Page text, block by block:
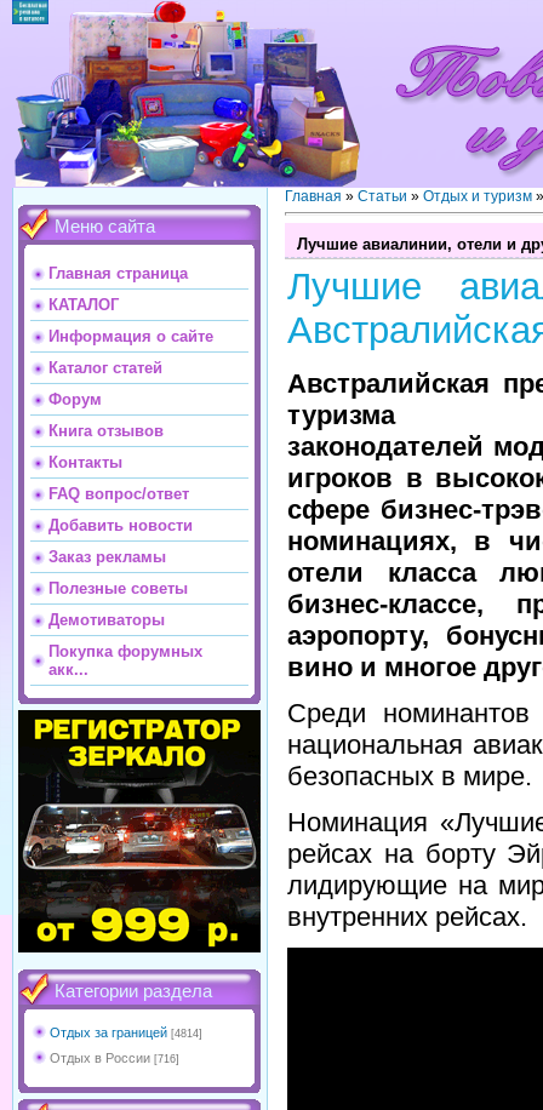
Меню сайта
Главная страница
КАТАЛОГ
Информация о сайте
Каталог статей
Форум
Книга отзывов
Контакты
FAQ вопрос/ответ
Добавить новости
Заказ рекламы
Полезные советы
Демотиваторы
Покупка форумных
акк...
Категории раздела
Отдых за границей [4814]
Отдых в России [716]
Главная » Статьи » Отдых и туризм
Лучшие авиалинии, отели и
Лучшие
Австралийская
туризма
законодателей
игроков в
сфере бизнес-
номинациях, в
отели класса
бизнес-классе,
аэропорту,
вино и многое
Среди номинантов
национальная
безопасных в мире.
Номинация
рейсах на борту
лидирующие на
внутренних рейсах.